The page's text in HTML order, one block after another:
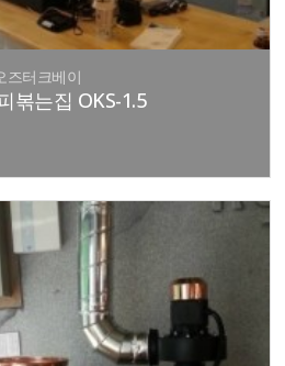
즈터크베이
볶는집 OKS-1.5